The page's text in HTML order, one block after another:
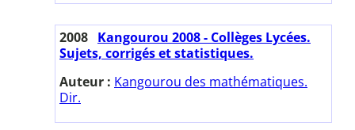
2008 Kangourou 2008 - Collèges Lycées.
Sujets, corrigés et statistiques.
Auteur : Kangourou des mathématiques.
Dir.